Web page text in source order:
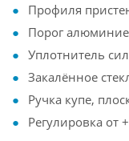
Профиля
Порог
Уплотнитель
Закалённое
Ручка купе,
Регулировка от